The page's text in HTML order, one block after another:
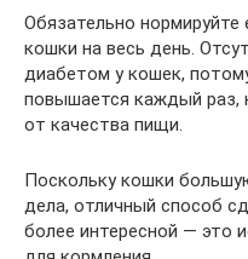
Обязательно нормируйте
кошки на весь день.
диабетом у кошек,
повышается каждый раз,
от качества пищи.
Поскольку кошки
дела, отличный способ
более интересной — это